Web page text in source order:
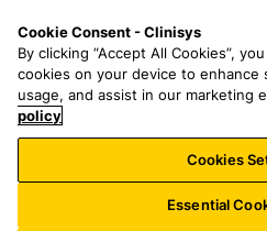
a
r
h
f
o
Cookie Consent - Clinisys
By clicking “Accept All Cookies”,
cookies on your device to enhance
usage, and assist in our marketing
policy
Cookies
Essential